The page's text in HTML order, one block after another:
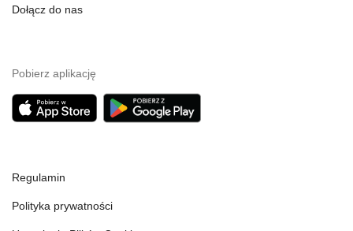
Dołącz do nas
Pobierz aplikację
Regulamin
Polityka prywatności